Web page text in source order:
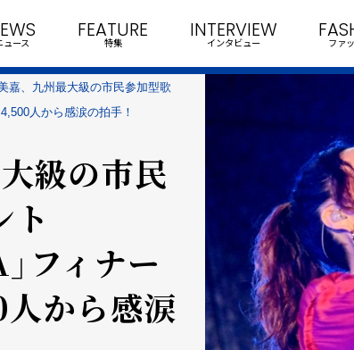
ュース
FEATURE
特集
INTERVIEW
インタビュー ファ
嘉、九州最大級の市民参加型歌
人から感涙の拍手！
級の市民
ト
フィナー
から感涙